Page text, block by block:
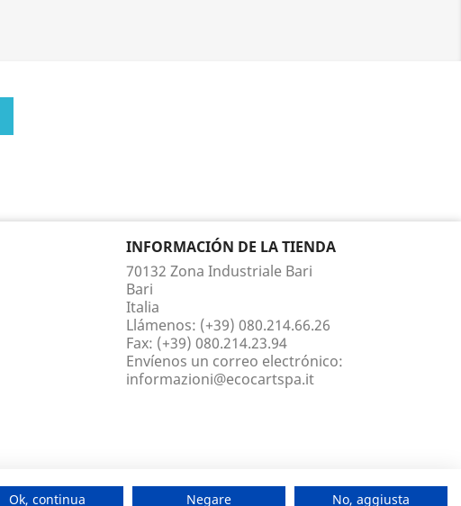
INFORMACIÓN DE LA TIENDA
70132 Zona Industriale Bari
Bari
Italia
Llámenos: (+39) 080.214.66.26
Fax: (+39) 080.214.23.94
Envíenos un correo electrónico:
informazioni@ecocartspa.it
Ok, continua Negare No, aggiusta